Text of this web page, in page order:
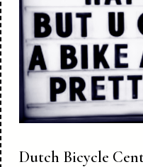
Dutch Bicycle